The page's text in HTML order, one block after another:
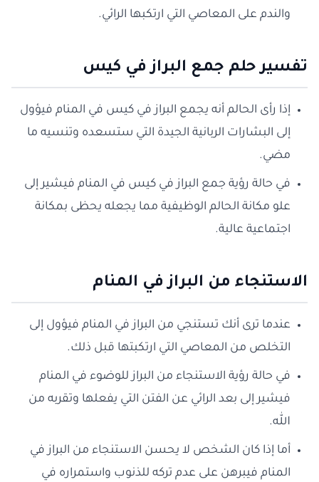
والندم على المعاصي التي ارتكبها الرائي.
تفسير حلم جمع البراز في كيس
إذا رأى الحالم أنه يجمع البراز في كيس في المنام فيؤول
إلى البشارات الربانية الجيدة التي ستسعده وتنسيه ما
مضي.
في حالة رؤية جمع البراز في كيس في المنام فيشير إلى
علو مكانة الحالم الوظيفية مما يجعله يحظى بمكانة
اجتماعية عالية.
الاستنجاء من البراز في المنام
عندما ترى أنك تستنجي من البراز في المنام فيؤول إلى
التخلص من المعاصي التي ارتكبتها قبل ذلك.
في حالة رؤية الاستنجاء من البراز للوضوء في المنام
فيشير إلى بعد الرائي عن الفتن التي يفعلها وتقربه من
الله.
أما إذا كان الشخص لا يحسن الاستنجاء من البراز في
المنام فيبرهن على عدم تركه للذنوب واستمراره في